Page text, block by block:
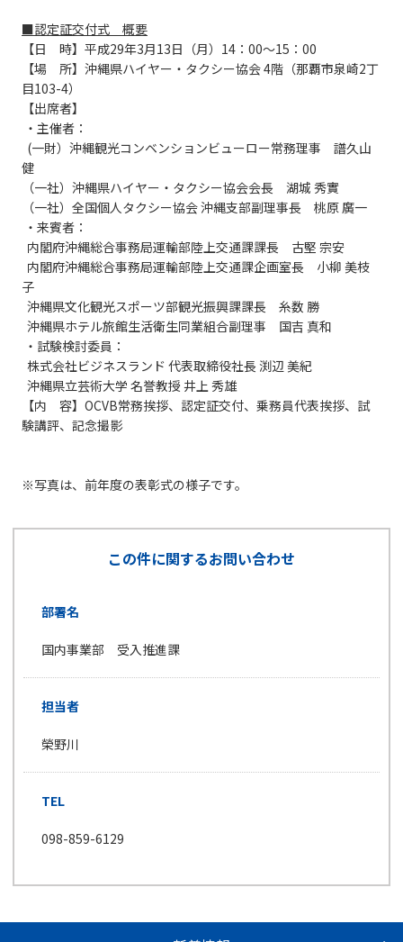
■認定証交付式 概要
【日 時】平成29年3月13日（月）14：00～15：00
【場 所】沖縄県ハイヤー・タクシー協会 4階（那覇市泉崎2丁
目103-4）
【出席者】
・主催者：
(一財）沖縄観光コンベンションビューロー常務理事 譜久山
健
（一社）沖縄県ハイヤー・タクシー協会会長 湖城 秀實
（一社）全国個人タクシー協会 沖縄支部副理事長 桃原 廣一
・来賓者：
内閣府沖縄総合事務局運輸部陸上交通課課長 古堅 宗安
内閣府沖縄総合事務局運輸部陸上交通課企画室長 小柳 美枝
子
沖縄県文化観光スポーツ部観光振興課課長 糸数 勝
沖縄県ホテル旅館生活衛生同業組合副理事 国吉 真和
・試験検討委員：
株式会社ビジネスランド 代表取締役社長 渕辺 美紀
沖縄県立芸術大学 名誉教授 井上 秀雄
【内 容】OCVB常務挨拶、認定証交付、乗務員代表挨拶、試
験講評、記念撮影
※写真は、前年度の表彰式の様子です。
この件に関するお問い合わせ
部署名
国内事業部 受入推進課
担当者
榮野川
TEL
098-859-6129